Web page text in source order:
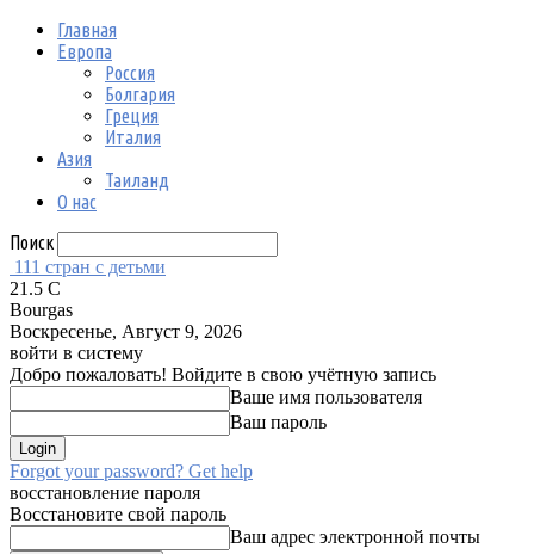
Главная
Европа
Россия
Болгария
Греция
Италия
Азия
Таиланд
О нас
Поиск
111 стран с детьми
21.5 C
Bourgas
Воскресенье, Август 9, 2026
войти в систему
Добро пожаловать! Войдите в свою учётную запись
Ваше имя пользователя
Ваш пароль
Forgot your password? Get help
восстановление пароля
Восстановите свой пароль
Ваш адрес электронной почты